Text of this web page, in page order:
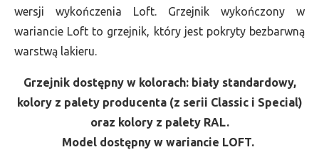
wersji wykończenia Loft. Grzejnik wykończony w
wariancie Loft to grzejnik, który jest pokryty bezbarwną
warstwą lakieru.
Grzejnik dostępny w kolorach: biały standardowy,
kolory z palety producenta (z serii Classic i Special)
oraz kolory z palety RAL.
Model dostępny w wariancie LOFT.